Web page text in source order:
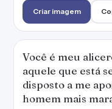
Criar imagem
Você é meu
aquele que está
disposto a me
homem mais